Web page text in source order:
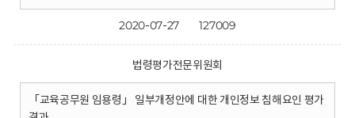
2020-07-27 127009
법령평가전문위원회
「교육공무원 임용령」 일부개정안에 대한 개인정보 침해요인 평가